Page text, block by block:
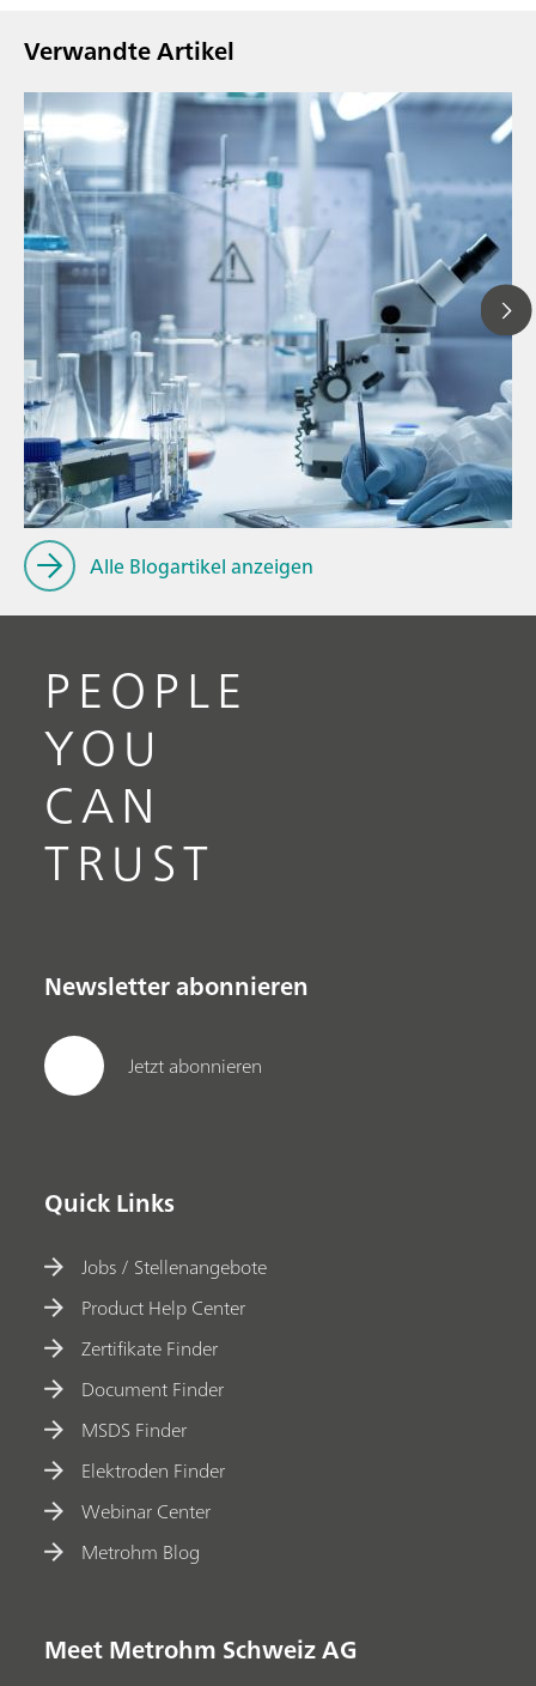
Verwandte Artikel
// Blogartikel
// Rohmaterialien
// Titration
Alle Blogartikel anzeigen
PEOPLE
YOU
CAN
TRUST
Newsletter abonnieren
Jetzt abonnieren
Quick Links
Jobs / Stellenangebote
Product Help Center
Zertifikate Finder
Document Finder
MSDS Finder
Elektroden Finder
Webinar Center
Metrohm Blog
Meet Metrohm Schweiz AG